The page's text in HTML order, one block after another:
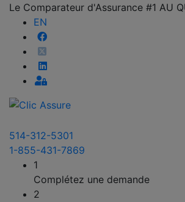
Le Comparateur d'Assurance #1 AU
EN
514-312-5301
1-855-431-7869
1
Complétez une demande
2